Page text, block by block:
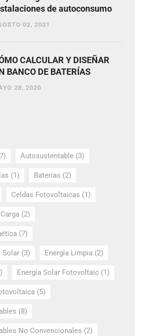
de autoconsumo
02, 2021
CALCULAR Y DISEÑAR
BANCO DE BATERÍAS
28, 2020
Autosustentable (3)
(1) Baterías (2)
Celdas Fotovoltaicas (1)
(2)
(7)
Solar (3) Energía Limpia (2)
Energía Solar Fotovoltaic (1)
(5)
(8)
No Convencionales (2)